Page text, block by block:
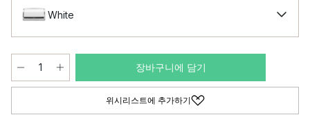
White
장바구니에 담기
위시리스트에 추가하기